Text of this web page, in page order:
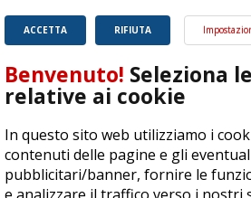
magnifico sport.
Leggi
RIFIUTA
ACCETTA
Benvenuto! Seleziona
relative ai cookie
In questo sito web utilizziamo i
contenuti delle pagine e gli
pubblicitari/banner, fornire le
ASD Let's Sport - Via T. Olivelli 3, 25014
04278030988
© Copyright 2015 | All Rights Reserved -